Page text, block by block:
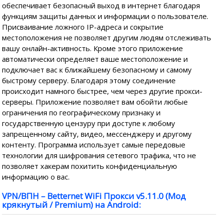
обеспечивает безопасный выход в интернет благодаря
функциям защиты данных и информации о пользователе.
Присваивание ложного IP-адреса и сокрытие
местоположения не позволяет другим людям отслеживать
вашу онлайн-активность. Кроме этого приложение
автоматически определяет ваше местоположение и
подключает вас к ближайшему безопасному и самому
быстрому серверу. Благодаря этому соединение
происходит намного быстрее, чем через другие прокси-
серверы. Приложение позволяет вам обойти любые
ограничения по географическому признаку и
государственную цензуру при доступе к любому
запрещенному сайту, видео, мессенджеру и другому
контенту. Программа использует самые передовые
технологии для шифрования сетевого трафика, что не
позволяет хакерам похитить конфиденциальную
информацию о вас.
VPN/ВПН – Betternet WiFi Прокси v5.11.0 (Мод
крякнутый / Premium) на Android: